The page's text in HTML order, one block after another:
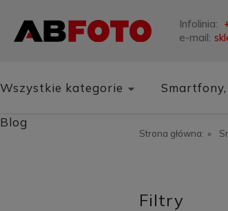
Infolinia:
e-mail:
Wszystkie kategorie
Blog
Strona główna: »
Filtry